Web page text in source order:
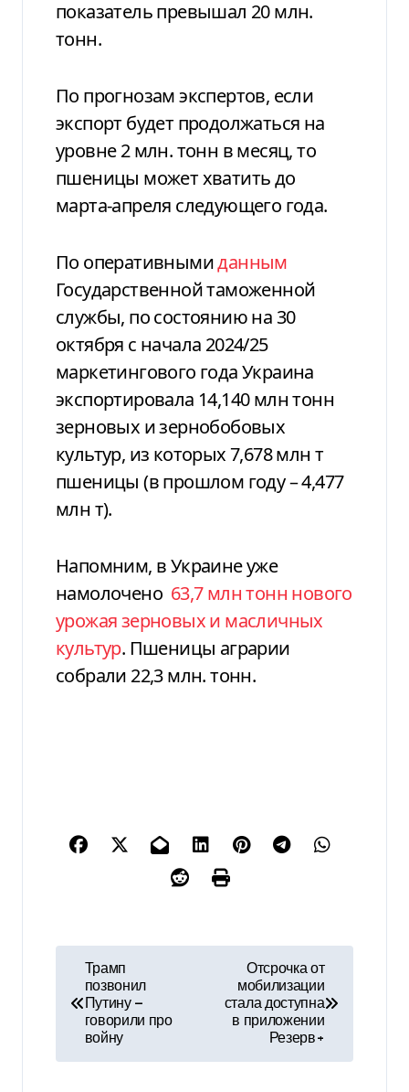
показатель превышал 20 млн.
тонн.
По прогнозам экспертов, если
экспорт будет продолжаться на
уровне 2 млн. тонн в месяц, то
пшеницы может хватить до
марта-апреля следующего года.
По оперативнымиданным
Государственной таможенной
службы, по состоянию на 30
октября с начала 2024/25
маркетингового года Украина
экспортировала 14,140 млн тонн
зерновых и зернобобовых
культур, из которых 7,678 млн т
пшеницы (в прошлом году – 4,477
млн т).
Напомним, в Украине уже
намолочено 63,7 млн тонн нового
урожая зерновых и масличных
культур. Пшеницы аграрии
собрали 22,3 млн. тонн.
Трамп
позвонил
Путину —
говорили про
войну
Отсрочка от
мобилизации
стала доступна
в приложении
Резерв+